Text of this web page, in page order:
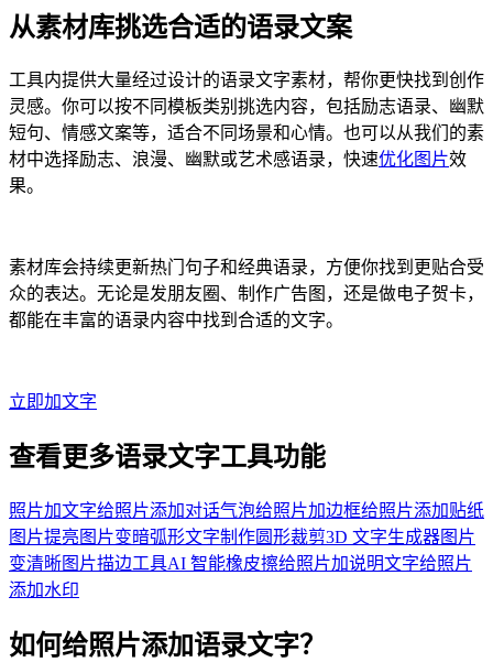
从素材库挑选合适的语录文案
工具内提供大量经过设计的语录文字素材，帮你更快找到创作
灵感。你可以按不同模板类别挑选内容，包括励志语录、幽默
短句、情感文案等，适合不同场景和心情。也可以从我们的素
材中选择励志、浪漫、幽默或艺术感语录，快速优化图片效
果。
素材库会持续更新热门句子和经典语录，方便你找到更贴合受
众的表达。无论是发朋友圈、制作广告图，还是做电子贺卡，
都能在丰富的语录内容中找到合适的文字。
立即加文字
查看更多语录文字工具功能
照片加文字给照片添加对话气泡给照片加边框给照片添加贴纸
图片提亮 图片变暗弧形文字制作圆形裁剪3D 文字生成器图片
变清晰图片描边工具AI 智能橡皮擦给照片加说明文字给照片
添加水印
如何给照片添加语录文字？